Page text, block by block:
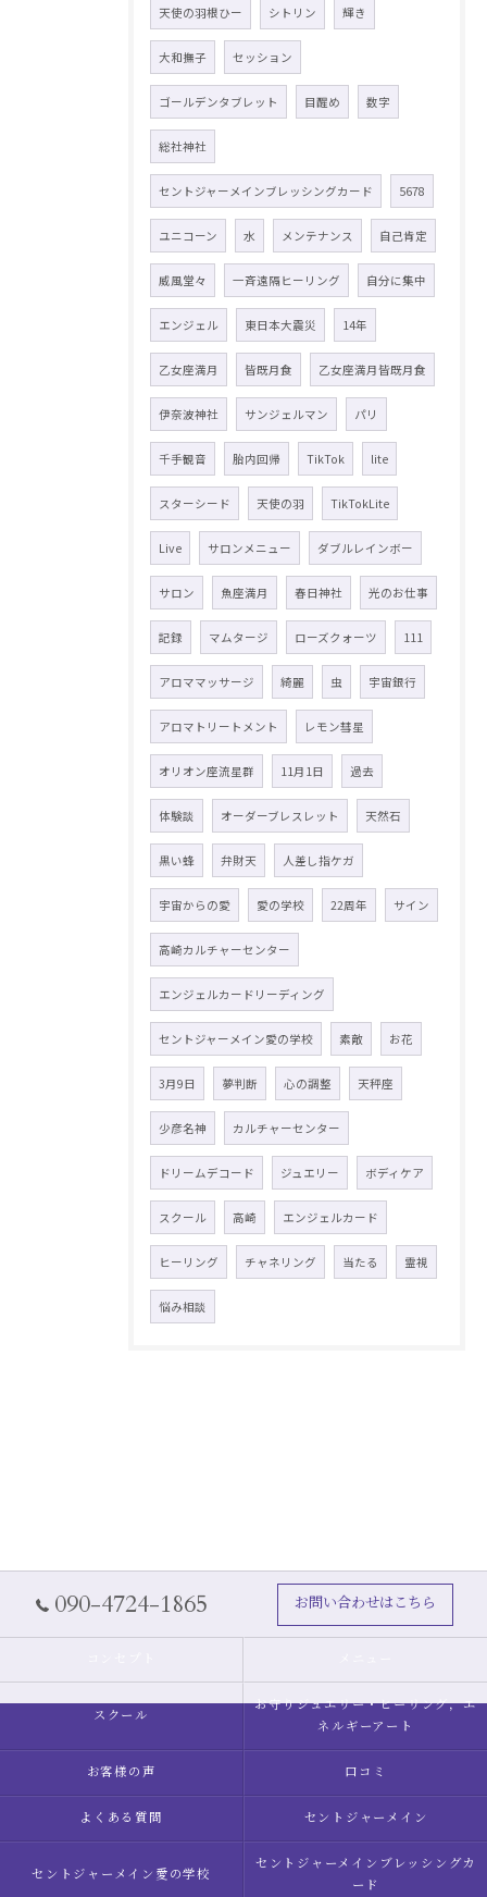
天使の羽根ひー シトリン 輝き
大和撫子 セッション
ゴールデンタブレット 目醒め 数字
総社神社
セントジャーメインブレッシングカード 5678
ユニコーン 水 メンテナンス 自己肯定
威風堂々 一斉遠隔ヒーリング 自分に集中
エンジェル 東日本大震災 14年
乙女座満月 皆既月食 乙女座満月皆既月食
伊奈波神社 サンジェルマン パリ
千手観音 胎内回帰 TikTok lite
スターシード 天使の羽 TikTokLite
Live サロンメニュー ダブルレインボー
サロン 魚座満月 春日神社 光のお仕事
記録 マムタージ ローズクォーツ 111
アロママッサージ 綺麗 虫 宇宙銀行
アロマトリートメント レモン彗星
オリオン座流星群 11月1日 過去
体験談 オーダーブレスレット 天然石
黒い蜂 弁財天 人差し指ケガ
宇宙からの愛 愛の学校 22周年 サイン
高崎カルチャーセンター
エンジェルカードリーディング
セントジャーメイン愛の学校 素敵 お花
3月9日 夢判断 心の調整 天秤座
少彦名神 カルチャーセンター
ドリームデコード ジュエリー ボディケア
スクール 高崎 エンジェルカード
ヒーリング チャネリング 当たる 霊視
悩み相談
090-4724-1865 お問い合わせはこちら
スクール
お守りジュエリー・ヒーリング，エ
ネルギーアート
お客様の声 口コミ
よくある質問 セントジャーメイン
セントジャーメイン愛の学校
セントジャーメインブレッシングカ
ード